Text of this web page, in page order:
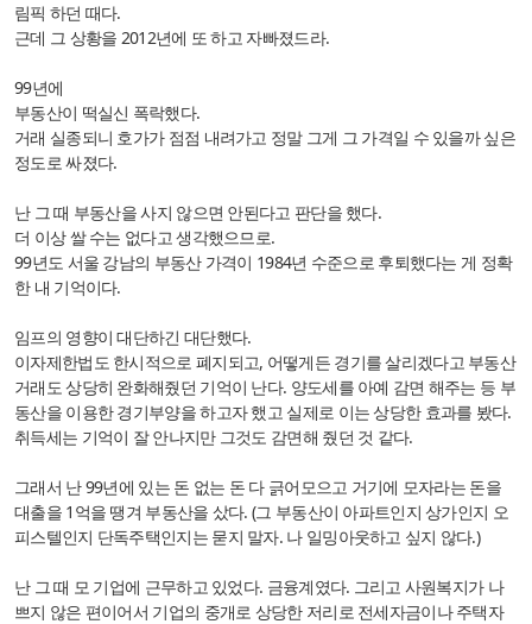
림픽 하던 때다.
근데 그 상황을 2012년에 또 하고 자빠졌드라.
99년에
부동산이 떡실신 폭락했다.
거래 실종되니 호가가 점점 내려가고 정말 그게 그 가격일 수 있을까 싶은
정도로 싸졌다.
난 그 때 부동산을 사지 않으면 안된다고 판단을 했다.
더 이상 쌀 수는 없다고 생각했으므로.
99년도 서울 강남의 부동산 가격이 1984년 수준으로 후퇴했다는 게 정확
한 내 기억이다.
임프의 영향이 대단하긴 대단했다.
이자제한법도 한시적으로 폐지되고, 어떻게든 경기를 살리겠다고 부동산
거래도 상당히 완화해줬던 기억이 난다. 양도세를 아예 감면 해주는 등 부
동산을 이용한 경기부양을 하고자 했고 실제로 이는 상당한 효과를 봤다.
취득세는 기억이 잘 안나지만 그것도 감면해 줬던 것 같다.
그래서 난 99년에 있는 돈 없는 돈 다 긁어모으고 거기에 모자라는 돈을
대출을 1억을 땡겨 부동산을 샀다. (그 부동산이 아파트인지 상가인지 오
피스텔인지 단독주택인지는 묻지 말자. 나 일밍아웃하고 싶지 않다.)
난 그 때 모 기업에 근무하고 있었다. 금융계였다. 그리고 사원복지가 나
쁘지 않은 편이어서 기업의 중개로 상당한 저리로 전세자금이나 주택자